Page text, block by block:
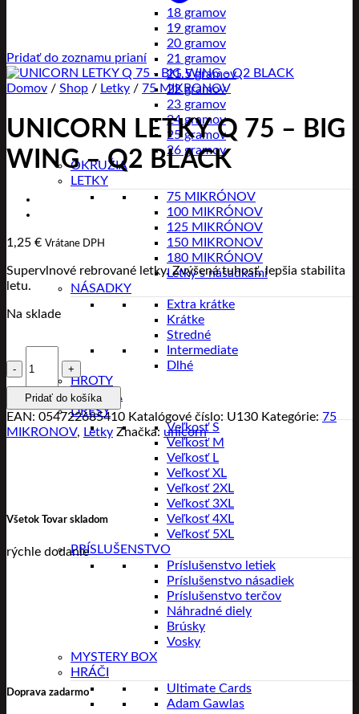
18 gramov
19 gramov
20 gramov
21 gramov
21.5 gramov
22 gramov
23 gramov
24 gramov
25 gramov
26 gramov
OKRUŽIA
LETKY
75 MIKRÓNOV
100 MIKRÓNOV
125 MIKRÓNOV
150 MIKRONOV
180 MIKRÓNOV
Letky s násadkami
NÁSADKY
Extra krátke
Krátke
Stredné
Intermediate
Dlhé
HROTY
PÚZDRA
DRESY
Veľkosť S
Veľkosť M
Veľkosť L
Veľkosť XL
Veľkosť 2XL
Veľkosť 3XL
Veľkosť 4XL
Veľkosť 5XL
PRÍSLUŠENSTVO
Príslušenstvo letiek
Príslušenstvo násadiek
Príslušenstvo terčov
Náhradné diely
Brúsky
Vosky
MYSTERY BOX
HRÁČI
Ultimate Cards
Adam Gawlas
Pridať do zoznamu prianí
Domov / Shop / Letky / 75 MIKRONOV
UNICORN LETKY Q 75 – BIG
WING – Q2 BLACK
1,25 € Vrátane DPH
Supervlnové rebrované letky. Zvýšená tuhosť, lepšia stabilita
letu.
Na sklade
UNICORN
LETKY
Q
75
-
Pridať do košíka
EAN: 054722685410 Katalógové číslo:U130 Kategórie:75
MIKRONOV, Letky Značka: unicorn
Všetok Tovar skladom
rýchle dodanie
Doprava zadarmo